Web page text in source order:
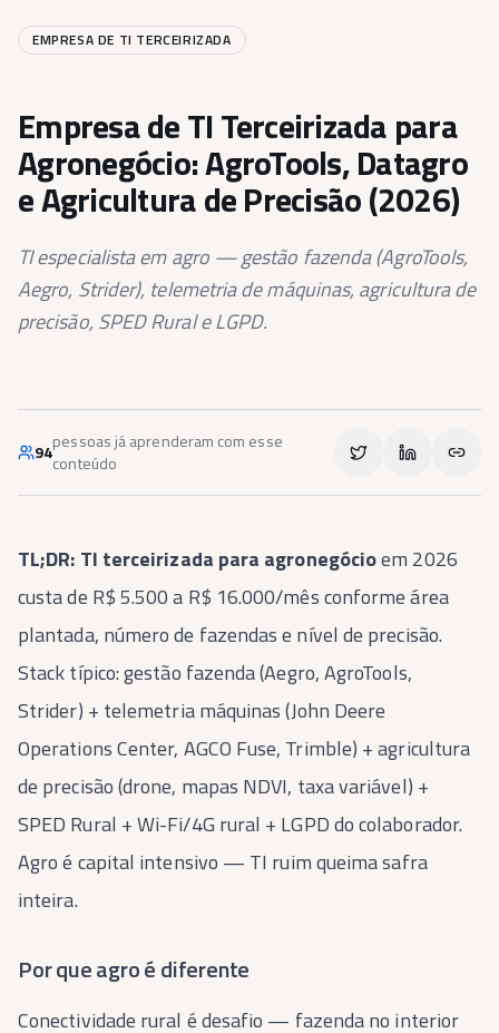
EMPRESA DE TI TERCEIRIZADA
Empresa de TI Terceirizada para
Agronegócio: AgroTools, Datagro
e Agricultura de Precisão (2026)
TI especialista em agro — gestão fazenda (AgroTools,
Aegro, Strider), telemetria de máquinas, agricultura de
precisão, SPED Rural e LGPD.
94pessoas já aprenderam com esse
conteúdo
TL;DR: TI terceirizada para agronegócioem 2026
custa de R$ 5.500 a R$ 16.000/mês conforme área
plantada, número de fazendas e nível de precisão.
Stack típico: gestão fazenda (Aegro, AgroTools,
Strider) + telemetria máquinas (John Deere
Operations Center, AGCO Fuse, Trimble) + agricultura
de precisão (drone, mapas NDVI, taxa variável) +
SPED Rural + Wi-Fi/4G rural + LGPD do colaborador.
Agro é capital intensivo — TI ruim queima safra
inteira.
Por que agro é diferente
Conectividade rural é desafio — fazenda no interior